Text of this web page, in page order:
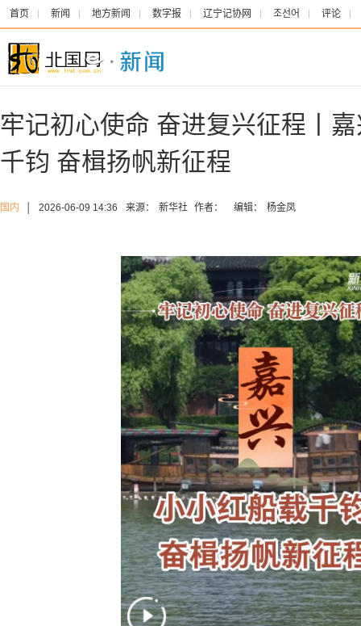
首页 新闻 地方新闻 数字报 辽宁记协网 조선어 评论
牢记初心使命 奋进复兴征程丨
千钧 奋楫扬帆新征程
国内 2026-06-09 14:36 来源： 新华社 作者： 编辑： 杨金凤